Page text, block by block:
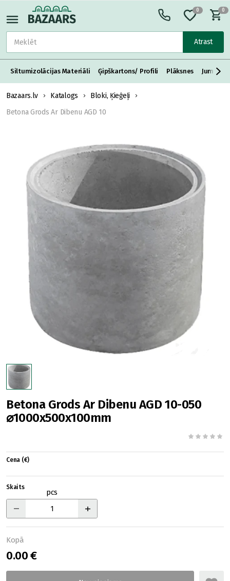
Atrast
0 0
Siltumizolācijas Materiāli Ģipškartons/ Profili Plāksnes Jumta
Bazaars.lv Katalogs
Bloki, Ķieģeļi
Betona Grods Ar Dibenu AGD 10
Betona Grods Ar Dibenu AGD 10-050
⌀1000x500x100mm
Cena (€)
Skaits
pcs
Kopā
0.00 €